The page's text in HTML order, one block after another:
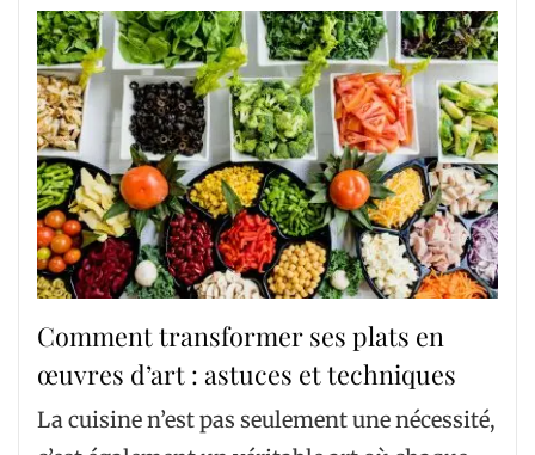
Comment transformer ses plats en
œuvres d’art : astuces et techniques
La cuisine n’est pas seulement une nécessité,